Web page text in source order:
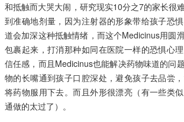
和抵触而大哭大闹，研究现实10分之7的家长很
到准确地剂量，因为注射器的形象带给孩子恐
道会加深这种抵触情绪，而这个Medicinus用圆
包裹起来，打消那种如同在医院一样的恐惧心
信任感，而且Medicinus也能解决药物味道的问
物的长嘴通到孩子口腔深处，避免孩子去品尝
将药物服用下去。而且外形很漂亮（有一些类
通做的太过了）。